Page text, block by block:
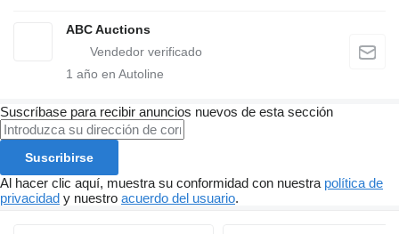
ABC Auctions
1 año en Autoline
Suscríbase para recibir anuncios nuevos de esta sección
Suscribirse
Al hacer clic aquí, muestra su conformidad con nuestra política de
privacidad y nuestro acuerdo del usuario.